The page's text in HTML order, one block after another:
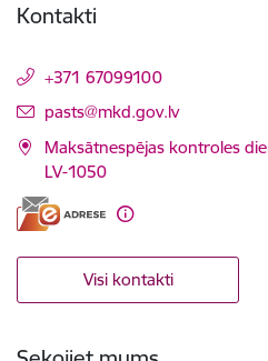
Kontakti
+371 67099100
E-pasts:
pasts@mkd.gov.lv
Maksātnespējas kontroles
LV-1050
Visi kontakti